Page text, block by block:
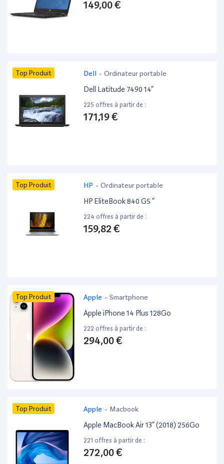
149,00 €
Top Produit Dell - Ordinateur portable
Dell Latitude 7490 14”
225 offres à partir de :
171,19 €
Top Produit HP - Ordinateur portable
HP EliteBook 840 G5 ”
224 offres à partir de :
159,82 €
Top Produit Apple - Smartphone
Apple iPhone 14 Plus 128Go
222 offres à partir de :
294,00 €
Top Produit Apple - Macbook
Apple MacBook Air 13” (2018) 256Go
221 offres à partir de :
272,00 €